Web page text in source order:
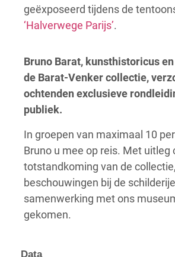
geëxposeerd tijdens de
‘Halverwege Parijs’.
Bruno Barat, kunsthistoricus
de Barat-Venker collectie,
ochtenden exclusieve
publiek.
In groepen van maximaal 10
Bruno u mee op reis. Met uitleg
totstandkoming van de collectie,
beschouwingen bij de
samenwerking met ons
gekomen.
Data